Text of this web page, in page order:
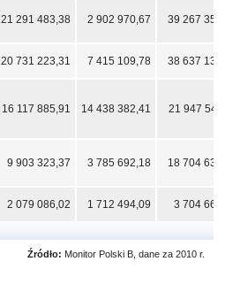
21 291 483,38 2 902 970,67 39 267
20 731 223,31 7 415 109,78 38 637
16 117 885,91 14 438 382,41 21 947
9 903 323,37 3 785 692,18 18 704
2 079 086,02 1 712 494,09 3 704
Źródło: Monitor Polski B, dane za 2010 r.